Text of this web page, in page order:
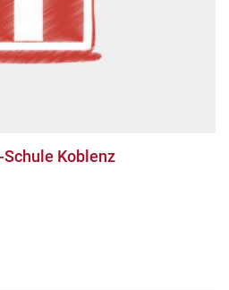
Koblenz